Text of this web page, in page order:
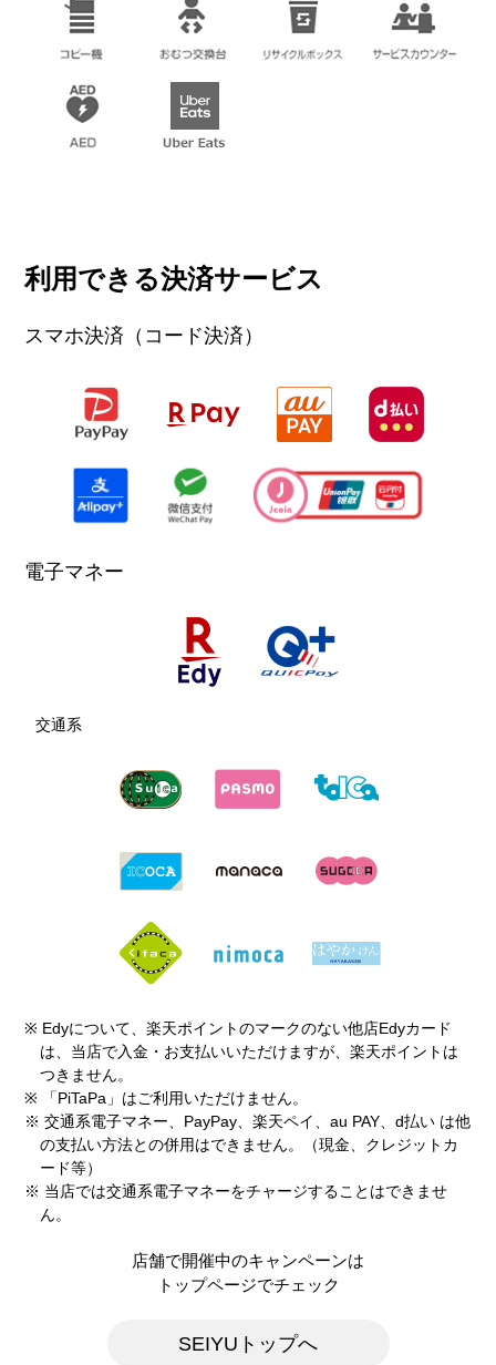
利用できる決済サービス
スマホ決済（コード決済）
電子マネー
交通系
※ Edyについて、楽天ポイントのマークのない他店Edyカード
は、当店で入金・お支払いいただけますが、楽天ポイントは
つきません。
※ 「PiTaPa」はご利用いただけません。
※ 交通系電子マネー、PayPay、楽天ペイ、au PAY、d払い は他
の支払い方法との併用はできません。（現金、クレジットカ
ード等）
※ 当店では交通系電子マネーをチャージすることはできませ
ん。
店舗で開催中のキャンペーンは
トップページでチェック
SEIYUトップへ